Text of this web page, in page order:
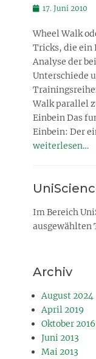
Posted
17. Juni 2010
Wheel Walk
Tricks, die ein
Analyse der
Unterschiede
Walk parallel
Einbein Das
Einbein: Der
weiterlesen…
Im Bereich
ausgewählten
Archiv
August 2024
April 2019
Oktober 2016
Juni 2013
Mai 2013